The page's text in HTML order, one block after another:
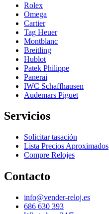
Rolex
Omega
Cartier
Tag Heuer
Montblanc
Breitling
Hublot
Patek Philippe
Panerai
IWC Schaffhausen
Audemars Piguet
Servicios
Solicitar tasación
Lista Precios Aproximados
Compre Relojes
Contacto
info@vender-reloj.es
686 630 393